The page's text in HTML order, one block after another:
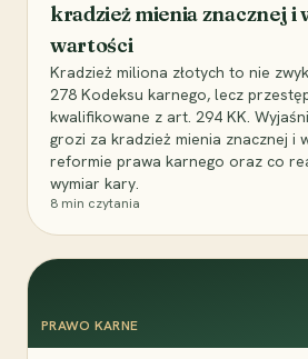
kradzież mienia znacznej i
wartości
Kradzież miliona złotych to nie
278 Kodeksu karnego, lecz
kwalifikowane z art. 294 KK.
grozi za kradzież mienia znacznej i
reformie prawa karnego oraz co
wymiar kary.
8 min czytania
PRAWO KARNE